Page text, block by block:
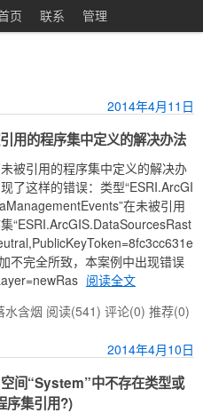
页 联系 管理
2014年4月11日
用的程序集中定义的解决办法
被引用的程序集中定义的解决办
了这样的错误：类型“ESRI.ArcGI
在未被引用
“ESRI.ArcGIS.DataSourcesRast
不完全所致，本案例中出现错误
阅读全文
水含烟 阅读(541) 评论(0) 推荐(0)
2014年4月10日
间“System”中不存在类型或
序集引用?)